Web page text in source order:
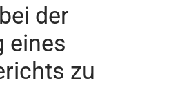
der
eines
zu